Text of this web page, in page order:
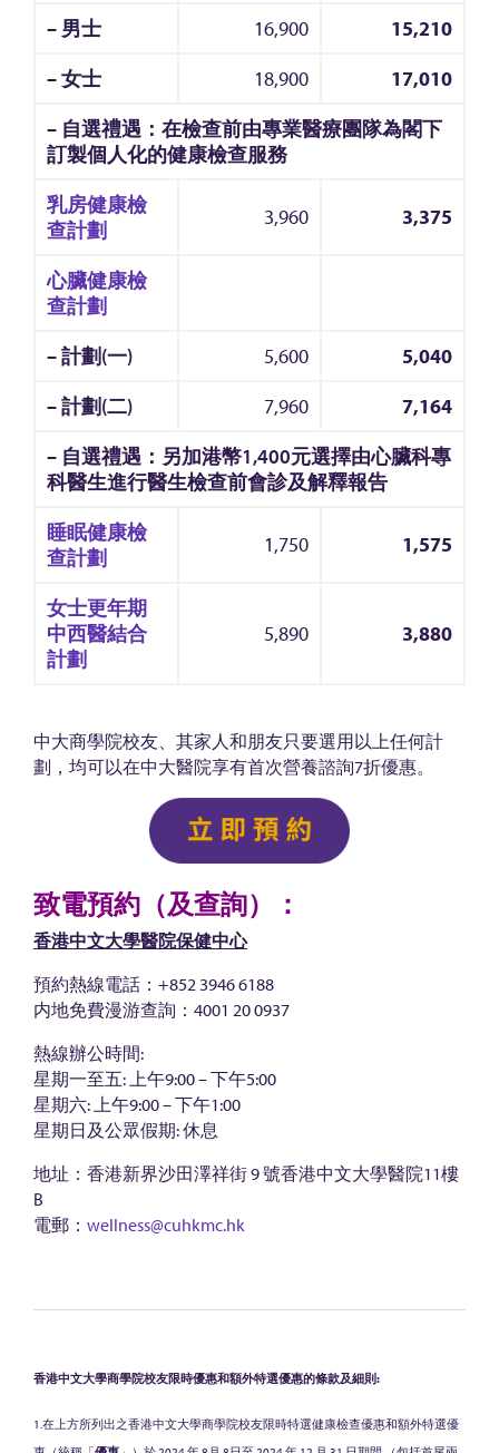
– 男士
16,900
15,210
– 女士
18,900
17,010
– 自選禮遇：在檢查前由專業醫療團隊為閣下
訂製個人化的健康檢查服務
乳房健康檢
查計劃
3,960 3,375
心臟健康檢
查計劃
– 計劃(一)
5,600
5,040
– 計劃(二)
7,960
7,164
– 自選禮遇：另加港幣1,400元選擇由心臟科專
科醫生進行醫生檢查前會診及解釋報告
睡眠健康檢
查計劃
1,750 1,575
女士更年期
中西醫結合
計劃
5,890 3,880
中大商學院校友、其家人和朋友只要選用以上任何計
劃，均可以在中大醫院享有首次營養諮詢7折優惠。
致電預約（及查詢）：
香港中文大學醫院保健中心
預約熱線電話：+852 3946 6188
内地免費漫游查詢：4001 20 0937
熱線辦公時間:
星期一至五: 上午9:00 – 下午5:00
星期六: 上午9:00 – 下午1:00
星期日及公眾假期: 休息
地址：香港新界沙田澤祥街 9 號香港中文大學醫院11樓
B
電郵： wellness@cuhkmc.hk
香港中文大學商學院校友限時優惠和額外特選優惠的條款及細則:
1.在上方所列出之香港中文大學商學院校友限時特選健康檢查優惠和額外特選優